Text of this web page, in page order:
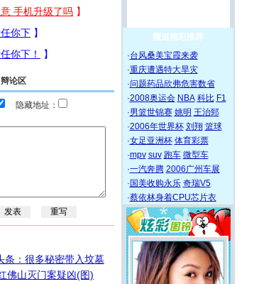
辩论区
隐藏地址：
条：很多秘密带入坟墓
佛山灭门案疑凶(图)
频道精彩推荐
·台风桑美宝霞来袭
·重庆遭遇特大旱灾
·问题药品欣弗危害数省
·2008奥运会 NBA 科比 F1
·男篮世锦赛 姚明 王治郅
·2006年世界杯 刘翔 篮球
·女足亚洲杯 体育彩票
·mpv suv 跑车 微型车
·一汽奔腾 2006广州车展
· 国美收购永乐 奇瑞V5
·蔡依林身着CPU芯片衣